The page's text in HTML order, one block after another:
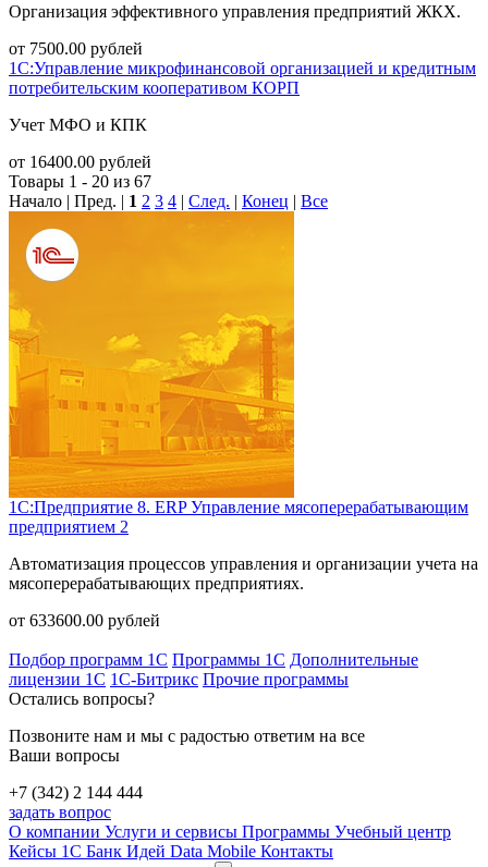
Организация эффективного управления предприятий ЖКХ.
от 7500.00 рублей
1С:Управление микрофинансовой организацией и кредитным
потребительским кооперативом КОРП
Учет МФО и КПК
от 16400.00 рублей
Товары 1 - 20 из 67
Начало | Пред. | 1 2 3 4 | След. | Конец | Все
1С:Предприятие 8. ERP Управление мясоперерабатывающим
предприятием 2
Автоматизация процессов управления и организации учета на
мясоперерабатывающих предприятиях.
от 633600.00 рублей
Подбор программ 1С Программы 1С Дополнительные
лицензии 1С 1С-Битрикс Прочие программы
Остались вопросы?
Позвоните нам и мы с радостью ответим на все
Ваши вопросы
+7 (342) 2 144 444
задать вопрос
О компании Услуги и сервисы Программы Учебный центр
Кейсы 1С Банк Идей Data Mobile Контакты